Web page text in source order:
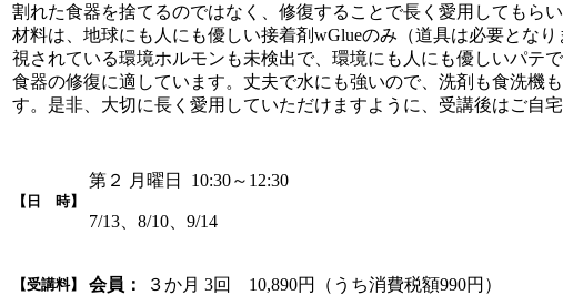
割れた食器を捨てるのではなく、修復することで長く愛用してもら
材料は、地球にも人にも優しい接着剤wGlueのみ（道具は必要とな
視されている環境ホルモンも未検出で、環境にも人にも優しいパテ
食器の修復に適しています。丈夫で水にも強いので、洗剤も食洗機
す。是非、大切に長く愛用していただけますように、受講後はご自
【日 時】
第２ 月曜日 10:30～12:30
7/13、8/10、9/14
【受講料】 会員： ３か月 3回 10,890円（うち消費税額990円）